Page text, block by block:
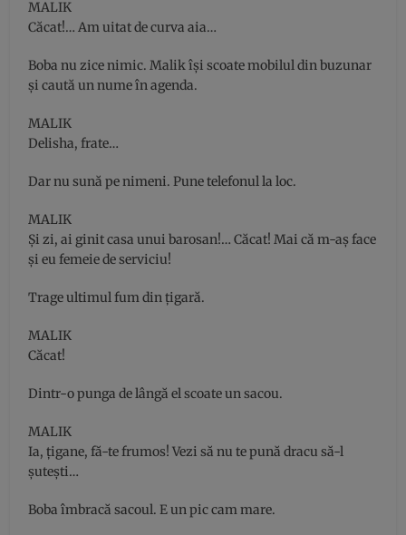
MALIK
Căcat!… Am uitat de curva aia…
Boba nu zice nimic. Malik îşi scoate mobilul din buzunar
şi caută un nume în agenda.
MALIK
Delisha, frate…
Dar nu sună pe nimeni. Pune telefonul la loc.
MALIK
Şi zi, ai ginit casa unui barosan!… Căcat! Mai că m-aş face
şi eu femeie de serviciu!
Trage ultimul fum din ţigară.
MALIK
Căcat!
Dintr-o punga de lângă el scoate un sacou.
MALIK
Ia, ţigane, fă-te frumos! Vezi să nu te pună dracu să-l
şuteşti…
Boba îmbracă sacoul. E un pic cam mare.